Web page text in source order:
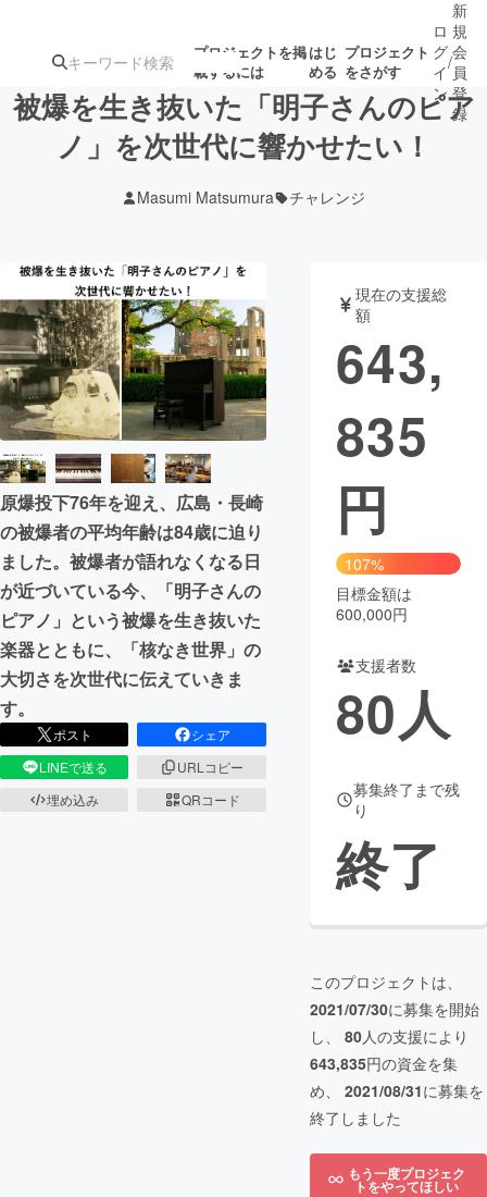
プロジェクトを掲
載するには
はじ
める
プロジェクト
をさがす
ターン
ジェクト
ロジェクト
アート・写真 音楽
テクノロジー・ガジェット ゲーム・サ
映像・映画
ビジネス・起業
まちづくり・地域活性化
CAMPFIRE for Social Good
CAMPFIRE Creation
CAMPFIREふるさと納税machi-ya コミュニティ
ロ
グ
イ
ン
/
新
規
会
員
登
録
被爆を生き抜いた「明子さんのピア
ノ」を次世代に響かせたい！
Masumi Matsumura チャレンジ
原爆投下76年を迎え、広島・長崎
の被爆者の平均年齢は84歳に迫り
ました。被爆者が語れなくなる日
が近づいている今、「明子さんの
ピアノ」という被爆を生き抜いた
楽器とともに、「核なき世界」の
大切さを次世代に伝えていきま
す。
ポスト
シェア
LINEで送る
URLコピー
埋め込み
QRコード
現在の支援総
額
643,
835
円
107%
目標金額は
600,000円
支援者数
80人
募集終了まで残
り
終了
このプロジェクトは、
2021/07/30に募集を開始
し、 80人の支援により
643,835円の資金を集
め、 2021/08/31に募集を
終了しました
もう一度プロジェク
トをやってほしい